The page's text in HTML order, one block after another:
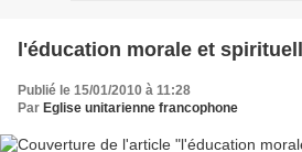
l'éducation morale et
Publié le 15/01/2010 à 11:28
Par Eglise unitarienne francophone